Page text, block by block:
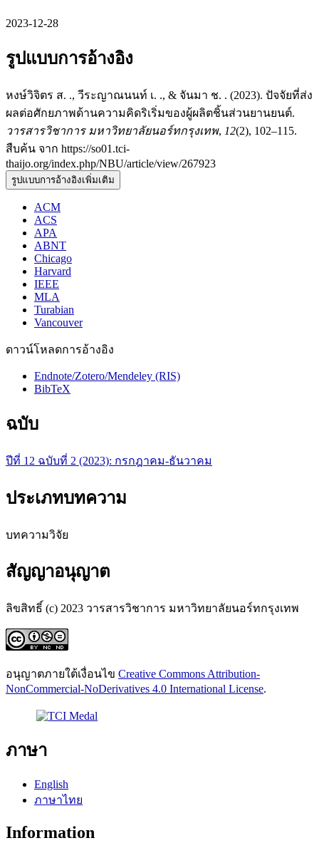
2023-12-28
รูปแบบการอ้างอิง
หงษ์วิจิตร ส. ., วีระญาณนนท์ เ. ., & จันมา ช. . (2023). ปัจจัยที่ส่ง
ผลต่อศักยภาพด้านความคิดริเริ่มของผู้ผลิตชิ้นส่วนยานยนต์.
วารสารวิชาการ มหาวิทยาลัยนอร์ทกรุงเทพ, 12(2), 102–115.
สืบค้น จาก https://so01.tci-
thaijo.org/index.php/NBU/article/view/267923
รูปแบบการอ้างอิงเพิ่มเติม
ACM
ACS
APA
ABNT
Chicago
Harvard
IEEE
MLA
Turabian
Vancouver
ดาวน์โหลดการอ้างอิง
Endnote/Zotero/Mendeley (RIS)
BibTeX
ฉบับ
ปีที่ 12 ฉบับที่ 2 (2023): กรกฎาคม-ธันวาคม
ประเภทบทความ
บทความวิจัย
สัญญาอนุญาต
ลิขสิทธิ์ (c) 2023 วารสารวิชาการ มหาวิทยาลัยนอร์ทกรุงเทพ
อนุญาตภายใต้เงื่อนไข Creative Commons Attribution-
NonCommercial-NoDerivatives 4.0 International License.
ภาษา
English
ภาษาไทย
Information